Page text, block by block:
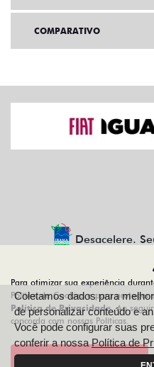
COMPARATIVO
Desacelere.
IGUAUTO VEICULOS E
10.498.152/0001-10
Para otimizar sua experiência
Política de Cookies e para proteger
Política de Privacidade. Ao
concorda com nossas Políticas.
Coletamos dados para
de personalizar conteúdo e
Você pode configurar suas
conferir a nossaPolítica de